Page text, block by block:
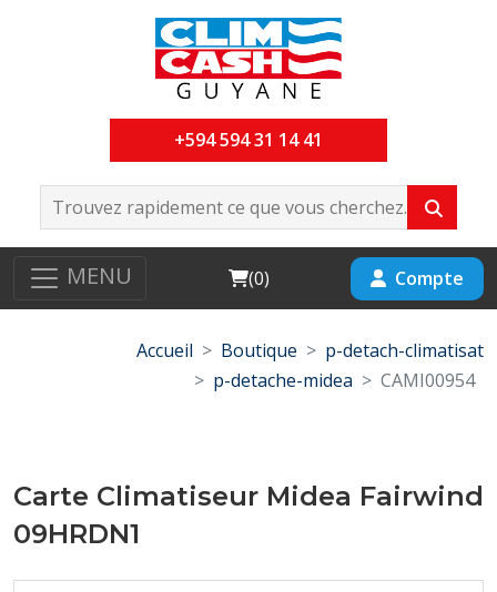
+594 594 31 14 41
MENU Cart
(0) Compte
Accueil Boutique
p-detach-climatisat
p-detache-midea
CAMI00954
Carte Climatiseur Midea Fairwind
09HRDN1